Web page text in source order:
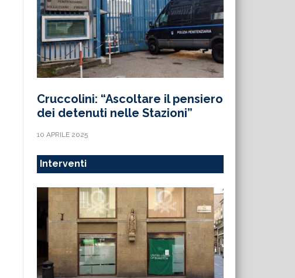
Cruccolini: “Ascoltare il pensiero
dei detenuti nelle Stazioni”
10 APRILE 2025
Interventi